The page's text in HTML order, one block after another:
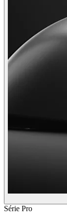
Série Pro